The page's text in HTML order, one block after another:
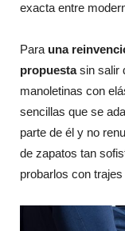
exacta entre
Para una
propuestasin salir
manoletinas con
sencillas que se
parte de él y no
de zapatos tan
probarlos con